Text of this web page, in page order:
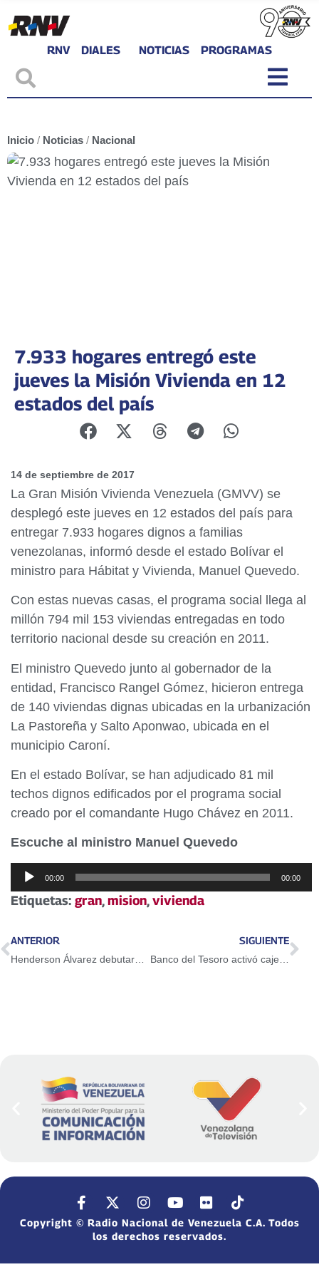
RNV DIALES NOTICIAS PROGRAMAS
Inicio / Noticias / Nacional
7.933 hogares entregó este
jueves la Misión Vivienda en 12
estados del país
14 de septiembre de 2017
La Gran Misión Vivienda Venezuela (GMVV) se
desplegó este jueves en 12 estados del país para
entregar 7.933 hogares dignos a familias
venezolanas, informó desde el estado Bolívar el
ministro para Hábitat y Vivienda, Manuel Quevedo.
Con estas nuevas casas, el programa social llega al
millón 794 mil 153 viviendas entregadas en todo
territorio nacional desde su creación en 2011.
El ministro Quevedo junto al gobernador de la
entidad, Francisco Rangel Gómez, hicieron entrega
de 140 viviendas dignas ubicadas en la urbanización
La Pastoreña y Salto Aponwao, ubicada en el
municipio Caroní.
En el estado Bolívar, se han adjudicado 81 mil
techos dignos edificados por el programa social
creado por el comandante Hugo Chávez en 2011.
Escuche al ministro Manuel Quevedo
Reproductor
de
audio
00:00 00:00
Etiquetas: gran,mision,vivienda
ANTERIOR SIGUIENTE
Copyright © Radio Nacional de Venezuela C.A. Todos
los derechos reservados.